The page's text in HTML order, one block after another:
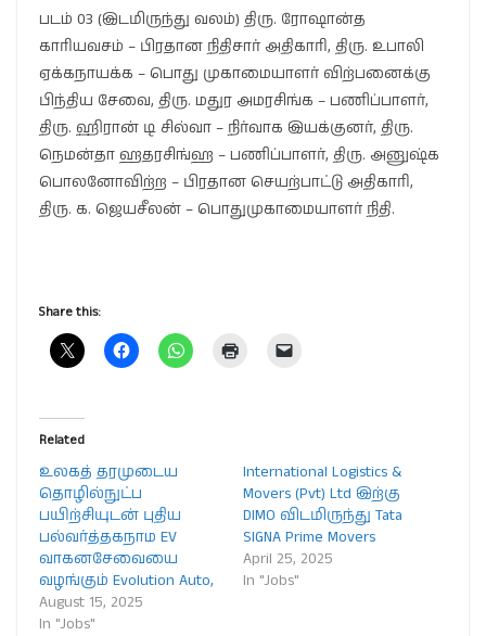
படம் 03 (இடமிருந்து வலம்) திரு. ரோஷான்த
காரியவசம் – பிரதான நிதிசார் அதிகாரி, திரு. உபாலி
ஏக்கநாயக்க – பொது முகாமையாளர் விற்பனைக்கு
பிந்திய சேவை, திரு. மதுர அமரசிங்க – பணிப்பாளர்,
திரு. ஹிரான் டி சில்வா – நிர்வாக இயக்குனர், திரு.
நெமன்தா ஹதரசிங்ஹ – பணிப்பாளர், திரு. அனுஷ்க
பொலனோவிற்ற – பிரதான செயற்பாட்டு அதிகாரி,
திரு. க. ஜெயசீலன் – பொதுமுகாமையாளர் நிதி.
Share this:
Related
உலகத் தரமுடைய
தொழில்நுட்ப
பயிற்சியுடன் புதிய
பல்வர்த்தகநாம EV
வாகனசேவையை
வழங்கும் Evolution Auto,
August 15, 2025
In "Jobs"
International Logistics &
Movers (Pvt) Ltd இற்கு
DIMO விடமிருந்து Tata
SIGNA Prime Movers
April 25, 2025
In "Jobs"